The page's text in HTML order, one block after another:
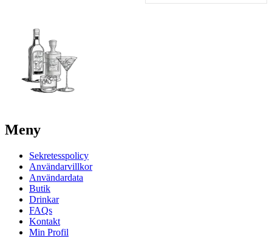
Meny
Sekretesspolicy
Användarvillkor
Användardata
Butik
Drinkar
FAQs
Kontakt
Min Profil